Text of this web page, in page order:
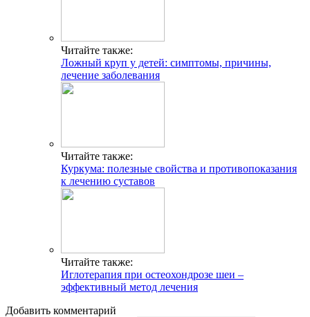
Читайте также:
Ложный круп у детей: симптомы, причины,
лечение заболевания
Читайте также:
Куркума: полезные свойства и противопоказания
к лечению суставов
Читайте также:
Иглотерапия при остеохондрозе шеи –
эффективный метод лечения
Добавить комментарий